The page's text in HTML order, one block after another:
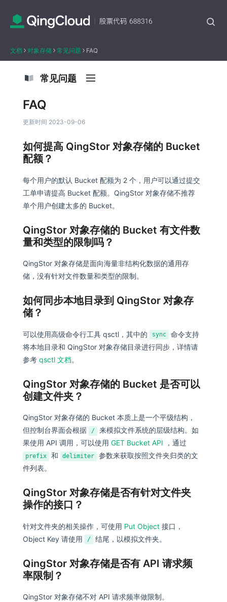
文档 对象存储 常见问题 FAQ
常见问题
FAQ
更新时间 2023-09-06
如何提高 QingStor 对象存储的 Bucket
配额？
每个用户的默认 Bucket 配额为 2 个，用户可以通过提交
工单申请提高 Bucket 配额。QingStor 对象存储不推荐
单个用户创建太多的 Bucket。
QingStor 对象存储的 Bucket 有文件数
量和类型的限制吗？
QingStor 对象存储是面向海量非结构化数据的通用存
储，没有针对文件数量和类型的限制。
如何同步本地目录到 QingStor 对象存
储？
可以使用高级命令行工具 qsctl，其中的 sync
命令支持
将本地目录和 QingStor 对象存储目录进行同步，详情请
参考 qsctl 文档。
QingStor 对象存储的 Bucket 是否可以
创建文件夹？
QingStor 对象存储的 Bucket 本质上是一个平级结构，
但控制台界面会根据
/
来模拟文件系统的层级结构。如
果使用 API 调用，可以使用 GET Bucket API ，通过
prefix 和 delimiter
参数来获取按照文件夹归类的文
件列表。
QingStor 对象存储是否有针对文件夹
操作的接口？
针对文件夹的相关操作，可使用 Put Object 接口，
Object Key 请使用
/ 结尾，以模拟文件夹。
QingStor 对象存储是否有 API 请求频
率限制？
QingStor 对象存储不对 API 请求频率做限制。